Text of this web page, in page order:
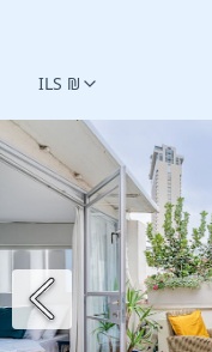
ILS ₪